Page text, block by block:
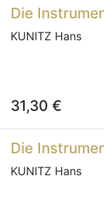
Die
KUNITZ Hans
31,30 €
Die
KUNITZ Hans